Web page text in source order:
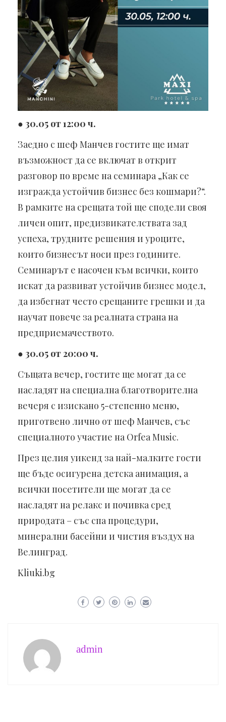
● 30.05 от 12:00 ч.
Заедно с шеф Манчев гостите ще имат
възможност да се включат в открит
разговор по време на семинара „Как се
изгражда устойчив бизнес без кошмари?“.
В рамките на срещата той ще сподели своя
личен опит, предизвикателствата зад
успеха, трудните решения и уроците,
които бизнесът носи през годините.
Семинарът е насочен към всички, които
искат да развиват устойчив бизнес модел,
да избегнат често срещаните грешки и да
научат повече за реалната страна на
предприемачеството.
● 30.05 от 20:00 ч.
Същата вечер, гостите ще могат да се
насладят на специална благотворителна
вечеря с изискано 5-степенно меню,
приготвено лично от шеф Манчев, със
специалното участие на Orfea Music.
През целия уикенд за най-малките гости
ще бъде осигурена детска анимация, а
всички посетители ще могат да се
насладят на релакс и почивка сред
природата – със спа процедури,
минерални басейни и чистия въздух на
Велинград.
Kliuki.bg
admin